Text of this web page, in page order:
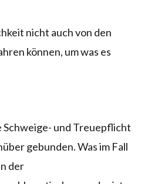
nicht auch von den
können, um was es
Schweige- und Treuepflicht
gebunden. Was im Fall
der